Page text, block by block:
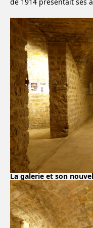
La galerie et son